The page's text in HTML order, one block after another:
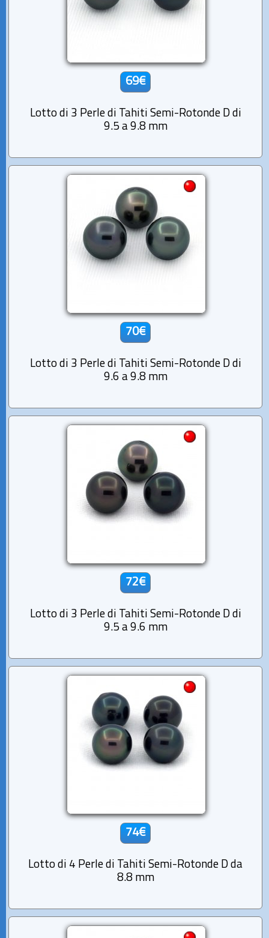
69€
Lotto di 3 Perle di Tahiti Semi-Rotonde D di
9.5 a 9.8 mm
70€
Lotto di 3 Perle di Tahiti Semi-Rotonde D di
9.6 a 9.8 mm
72€
Lotto di 3 Perle di Tahiti Semi-Rotonde D di
9.5 a 9.6 mm
74€
Lotto di 4 Perle di Tahiti Semi-Rotonde D da
8.8 mm